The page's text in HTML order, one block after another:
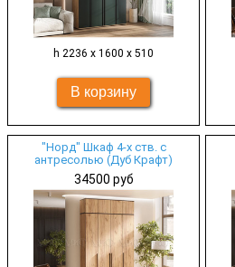
h 2236 х 1600 х 510
"Норд" Шкаф 4-х ств. с
антресолью (Дуб Крафт)
34500 руб